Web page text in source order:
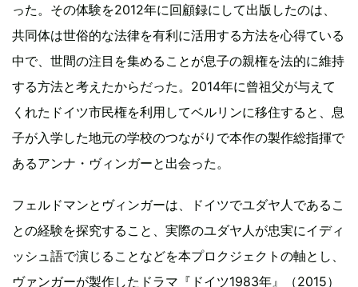
った。その体験を2012年に回顧録にして出版したのは、
共同体は世俗的な法律を有利に活用する方法を心得ている
中で、世間の注目を集めることが息子の親権を法的に維持
する方法と考えたからだった。2014年に曾祖父が与えて
くれたドイツ市民権を利用してベルリンに移住すると、息
子が入学した地元の学校のつながりで本作の製作総指揮で
あるアンナ・ヴィンガーと出会った。
フェルドマンとヴィンガーは、ドイツでユダヤ人であるこ
との経験を探究すること、実際のユダヤ人が忠実にイディ
ッシュ語で演じることなどを本プロクジェクトの軸とし、
ヴァンガーが製作したドラマ『ドイツ1983年』（2015）